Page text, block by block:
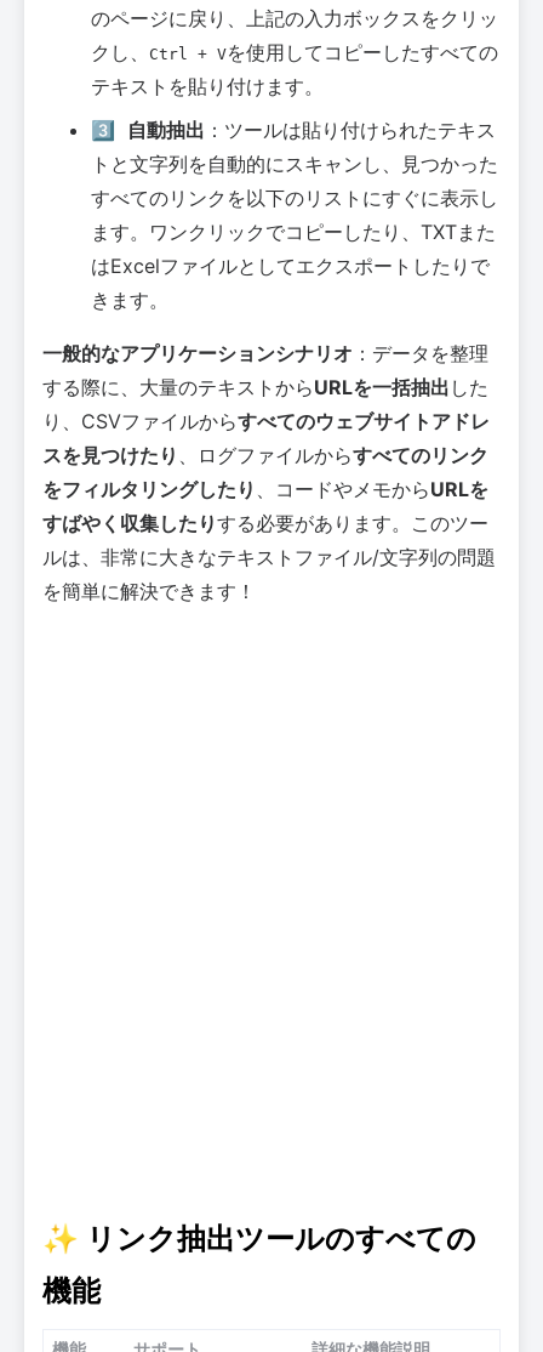
のページに戻り、上記の入力ボックスをクリッ
クし、
Ctrl + Vを使用してコピーしたすべての
テキストを貼り付けます。
3️⃣
自動抽出 ：ツールは貼り付けられたテキス
トと文字列を自動的にスキャンし、見つかった
すべてのリンクを以下のリストにすぐに表示し
ます。ワンクリックでコピーしたり、TXTまた
はExcelファイルとしてエクスポートしたりで
きます。
一般的なアプリケーションシナリオ ：データを整理
する際に、大量のテキストからURLを一括抽出 した
り、CSVファイルからすべてのウェブサイトアドレ
スを見つけたり
、ログファイルからすべてのリンク
をフィルタリングしたり
、コードやメモからURLを
すばやく収集したりする必要があります。このツー
ルは、非常に大きなテキストファイル/文字列の問題
を簡単に解決できます！
✨ リンク抽出ツールのすべての
機能